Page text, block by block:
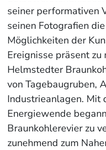
seiner performativen
seinen Fotografien
Möglichkeiten der
Ereignisse präsent
Helmstedter
von Tagebaugruben,
Industrieanlagen. Mit
Energiewende
Braunkohlerevier zu
zunehmend zum